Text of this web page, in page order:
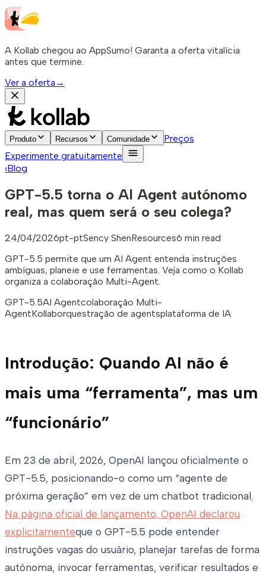
A Kollab chegou ao AppSumo! Garanta a oferta vitalícia
antes que termine.
Ver a oferta →
Produto Recursos Comunidade
Preços
Experimente gratuitamente
‹Blog
GPT-5.5 torna o AI Agent autónomo
real, mas quem será o seu colega?
24/04/2026pt-ptSency ShenResources6 min read
GPT-5.5 permite que um AI Agent entenda instruções
ambíguas, planeie e use ferramentas. Veja como o Kollab
organiza a colaboração Multi-Agent.
GPT-5.5AI Agentcolaboração Multi-
AgentKollaborquestração de agentsplataforma de IA
Introdução: Quando AI não é
mais uma “ferramenta”, mas um
“funcionário”
Em 23 de abril, 2026, OpenAI lançou oficialmente o
GPT-5.5, posicionando-o como um “agente de
próxima geração” em vez de um chatbot tradicional.
Na página oficial de lançamento, OpenAI declarou
explicitamenteque o GPT-5.5 pode entender
instruções vagas do usuário, planejar tarefas de forma
autônoma, invocar ferramentas, verificar resultados e